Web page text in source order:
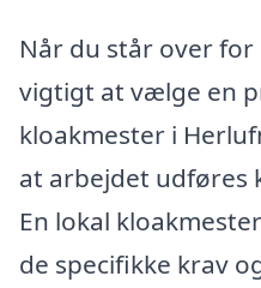
Når du står over
vigtigt at vælge en
kloakmester i
at arbejdet udføres
En lokal
de specifikke krav